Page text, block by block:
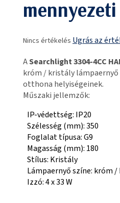
termék
értékelése
5-
ből
0,0
csillag.
Nincs értékelés Ugrás az
ASearchlight 3304-4CC
króm / kristály
otthona helyiségeinek.
Műszaki jellemzők:
IP-védettség: IP20
Szélesség (mm): 350
Foglalat típusa: G9
Magasság (mm): 180
Stílus: Kristály
Lámpaernyő színe: króm
Izzó: 4 x 33 W